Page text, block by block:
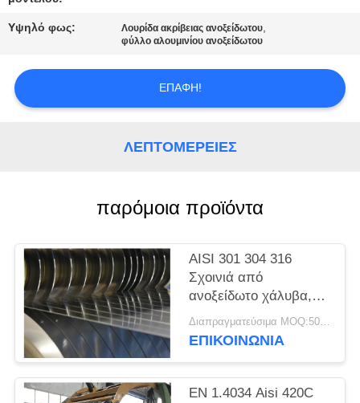
ΕΠΑΦΉ
ΖΗΤΉΣΤΕ
ΑΠΌΣΠΑΣΜΑ
SITEMAP
PRIVACY
POLICY
Υψηλό φως: Λουρίδα ακρίβειας ανοξείδωτου,
φύλλο αλουμινίου ανοξείδωτου
ΕΠΑΦΉ!
ΛΕΠΤΟΜΈΡΕΙΕΣ
παρόμοια προϊόντα
AISI 301 304 316
Σχοινιά από
ανοξείδωτο χάλυβα,
λωρίδες ακριβείας,
φύλλα, πλάκες
Διαπραγματεύσιμα MOQ:500 κλ
ΕΠΙΚΟΙΝΩΝΊΑ
EN 1.4034 Aisi 420C